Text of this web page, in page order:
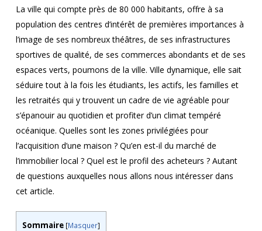
La ville qui compte près de 80 000 habitants, offre à sa
population des centres d’intérêt de premières importances à
l’image de ses nombreux théâtres, de ses infrastructures
sportives de qualité, de ses commerces abondants et de ses
espaces verts, poumons de la ville. Ville dynamique, elle sait
séduire tout à la fois les étudiants, les actifs, les familles et
les retraités qui y trouvent un cadre de vie agréable pour
s’épanouir au quotidien et profiter d’un climat tempéré
océanique. Quelles sont les zones privilégiées pour
l’acquisition d’une maison ? Qu’en est-il du marché de
l’immobilier local ? Quel est le profil des acheteurs ? Autant
de questions auxquelles nous allons nous intéresser dans
cet article.
Sommaire [Masquer]